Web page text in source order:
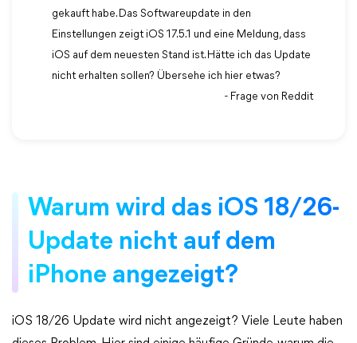
gekauft habe. Das Softwareupdate in den
Einstellungen zeigt iOS 17.5.1 und eine Meldung, dass
iOS auf dem neuesten Stand ist. Hätte ich das Update
nicht erhalten sollen? Übersehe ich hier etwas?
- Frage von Reddit
Warum wird das iOS 18/26-
Update nicht auf dem
iPhone angezeigt?
iOS 18/26 Update wird nicht angezeigt? Viele Leute haben